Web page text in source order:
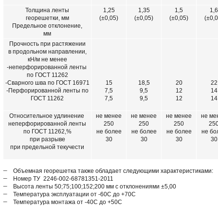
Толщина ленты
георешетки, мм
Предельное отклонение,
мм
1,25
(±0,05)
1,35
(±0,05)
1,5
(±0,05)
1,6
Прочность при растяжении
в продольном направлении,
кН/м не менее
-неперфорированной ленты
по ГОСТ 11262
-Сварного шва по ГОСТ 16971
-Перфорированной ленты по
ГОСТ 11262
15
7,5
7,5
18,5
9,5
9,5
20
12
12
22
14
14
Относительное удлинение
неперфорированной ленты
по ГОСТ 11262,%
при разрыве
при предельной текучести
не менее
250
не более
30
не менее
250
не более
30
не менее
250
не более
30
не
не
30
Объемная георешетка также обладает следующими характеристиками:
Номер ТУ 2246-002-68781351-2011
Высота ленты 50;75;100;152;200 мм с отклонениями ±5,00
Температура эксплуатации от -60С до +70С
Температура монтажа от -40С до +50С